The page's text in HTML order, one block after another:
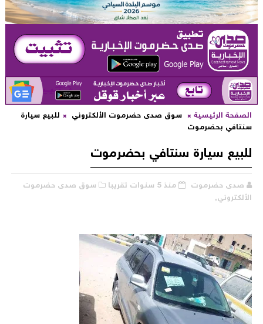
الرئيسية سوق صدى حضرموت الألكتروني
للبيع سيارة
بحضرموت
سيارة سنتافي بحضرموت
صدى حضرموت منذ 5 سنوات تقريبا
سوق صدى حضرموت